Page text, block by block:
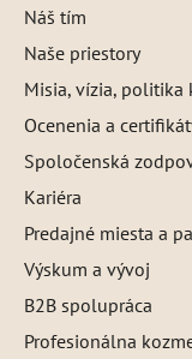
Náš tím
Naše priestory
Misia, vízia, politika
Ocenenia a
Spoločenská
Kariéra
Predajné miesta a
Výskum a vývoj
B2B spolupráca
Profesionálna